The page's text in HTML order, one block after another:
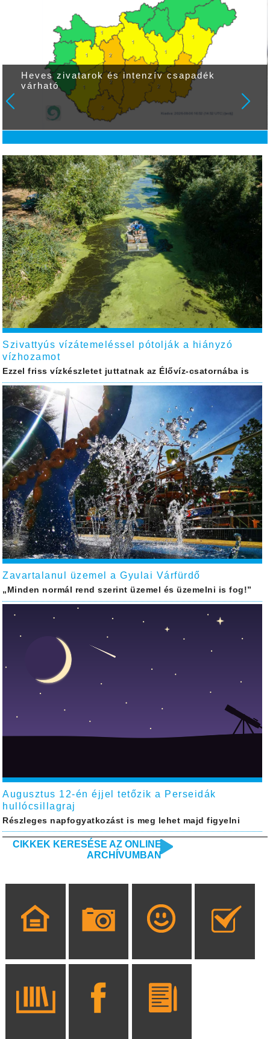
Heves zivatarok és intenzív csapadék
várható
Szivattyús vízátemeléssel pótolják a hiányzó
vízhozamot
Ezzel friss vízkészletet juttatnak az Élővíz-csatornába is
Zavartalanul üzemel a Gyulai Várfürdő
„Minden normál rend szerint üzemel és üzemelni is fog!”
Augusztus 12-én éjjel tetőzik a Perseidák
hullócsillagraj
Részleges napfogyatkozást is meg lehet majd figyelni
CIKKEK KERESÉSE AZ ONLINE
ARCHÍVUMBAN